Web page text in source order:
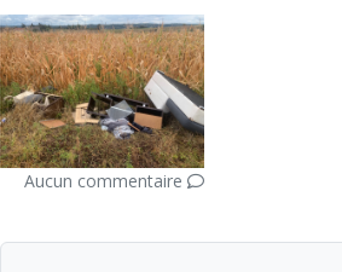
Aucun commentaire